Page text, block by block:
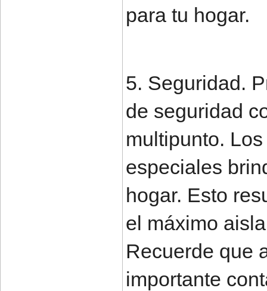
para tu hogar.
5. Seguridad.
de seguridad
multipunto.
especiales
hogar. Esto
el máximo
Recuerde que
importante